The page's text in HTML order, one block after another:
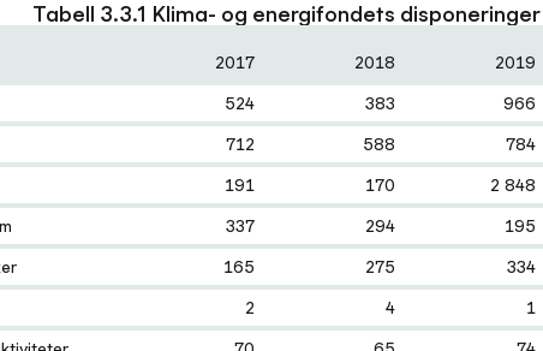
Tabell 3.3.1 Klima- og energifondets
2017 2018 2019
524 383 966
712 588 784
191 170 2 848
337 294 195
165 275 334
2 4 1